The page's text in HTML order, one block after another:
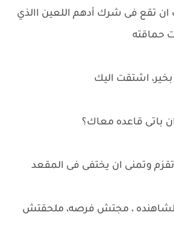
ان تقع فى شرك أدهم اللعين االذي
حماقته
بخير، اشتقت اليك
باتى قاعده معاك؟
وتمنى ان يختفى فى المقعد
، مجتش فرصه، ملحقتش